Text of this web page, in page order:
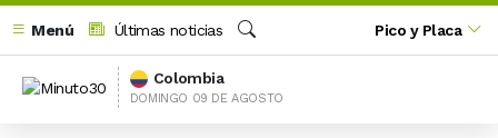
Menú
Últimas noticias
Buscar
Pico y Placa
Colombia
DOMINGO 09 DE AGOSTO